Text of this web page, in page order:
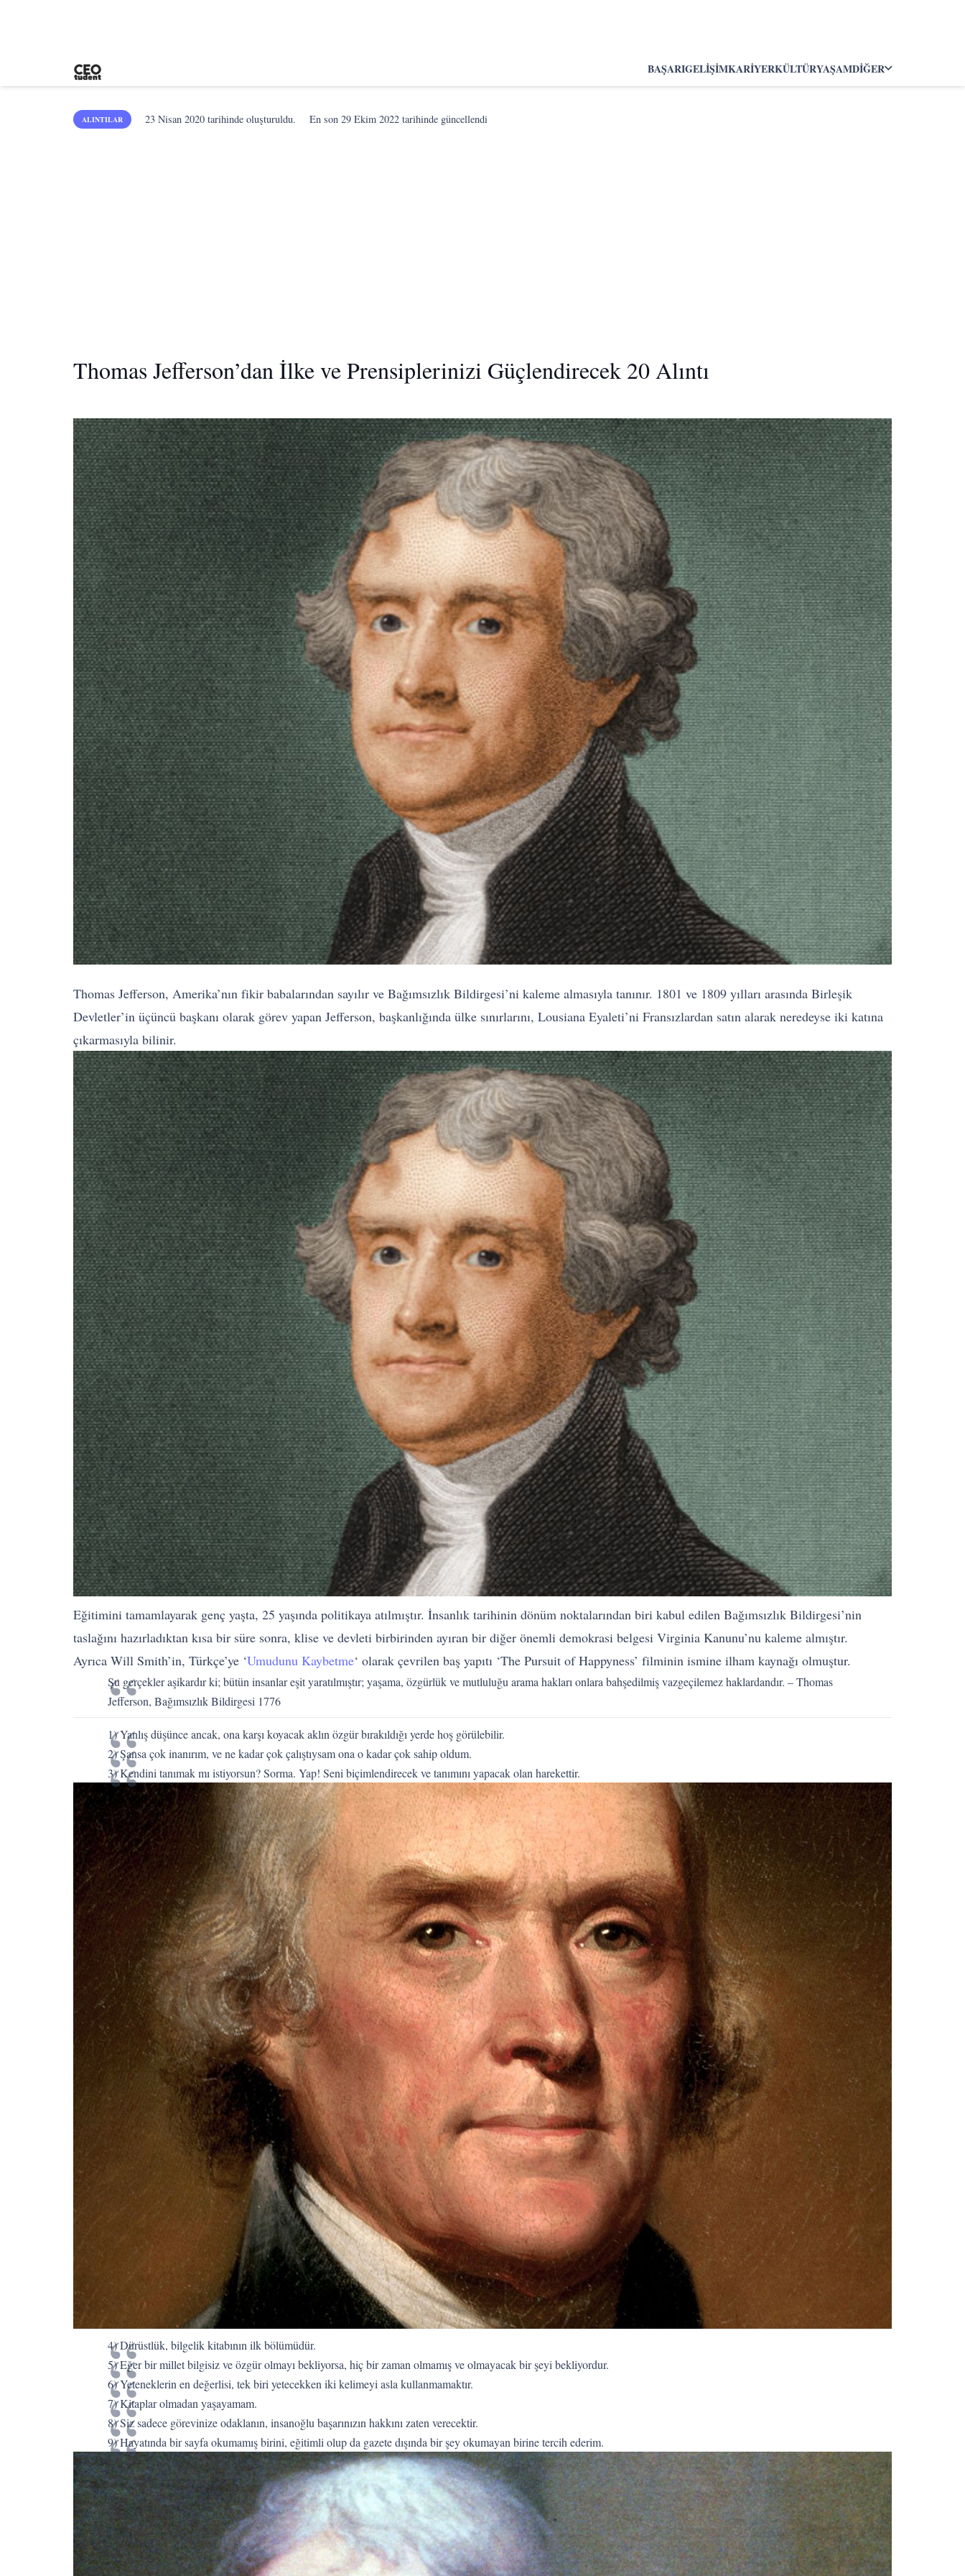
BAŞARIGELIŞIMKARIYERKÜLTÜRYAŞAMDIĞER
ALINTILAR 23 Nisan 2020 tarihinde oluşturuldu. En son29 Ekim 2022 tarihinde güncellendi
Thomas Jefferson’dan İlke ve Prensiplerinizi Güçlendirecek 20 Alıntı
Thomas Jefferson, Amerika’nın fikir babalarından sayılır ve Bağımsızlık Bildirgesi’ni kaleme almasıyla tanınır. 1801 ve 1809 yılları arasında Birleşik
Devletler’in üçüncü başkanı olarak görev yapan Jefferson, başkanlığında ülke sınırlarını, Lousiana Eyaleti’ni Fransızlardan satın alarak neredeyse iki katına
çıkarmasıyla bilinir.
Eğitimini tamamlayarak genç yaşta, 25 yaşında politikaya atılmıştır. İnsanlık tarihinin dönüm noktalarından biri kabul edilen Bağımsızlık Bildirgesi’nin
taslağını hazırladıktan kısa bir süre sonra, klise ve devleti birbirinden ayıran bir diğer önemli demokrasi belgesi Virginia Kanunu’nu kaleme almıştır.
Ayrıca Will Smith’in, Türkçe’ye ‘Umudunu Kaybetme‘ olarak çevrilen baş yapıtı ‘The Pursuit of Happyness’ filminin ismine ilham kaynağı olmuştur.
Şu gerçekler aşikardır ki; bütün insanlar eşit yaratılmıştır; yaşama, özgürlük ve mutluluğu arama hakları onlara bahşedilmiş vazgeçilemez haklardandır. – Thomas
Jefferson, Bağımsızlık Bildirgesi 1776
1) Yanlış düşünce ancak, ona karşı koyacak aklın özgür bırakıldığı yerde hoş görülebilir.
2) Şansa çok inanırım, ve ne kadar çok çalıştıysam ona o kadar çok sahip oldum.
3) Kendini tanımak mı istiyorsun? Sorma. Yap! Seni biçimlendirecek ve tanımını yapacak olan harekettir.
4) Dürüstlük, bilgelik kitabının ilk bölümüdür.
5) Eğer bir millet bilgisiz ve özgür olmayı bekliyorsa, hiç bir zaman olmamış ve olmayacak bir şeyi bekliyordur.
6) Yeteneklerin en değerlisi, tek biri yetecekken iki kelimeyi asla kullanmamaktır.
7) Kitaplar olmadan yaşayamam.
8) Siz sadece görevinize odaklanın, insanoğlu başarınızın hakkını zaten verecektir.
9) Hayatında bir sayfa okumamış birini, eğitimli olup da gazete dışında bir şey okumayan birine tercih ederim.